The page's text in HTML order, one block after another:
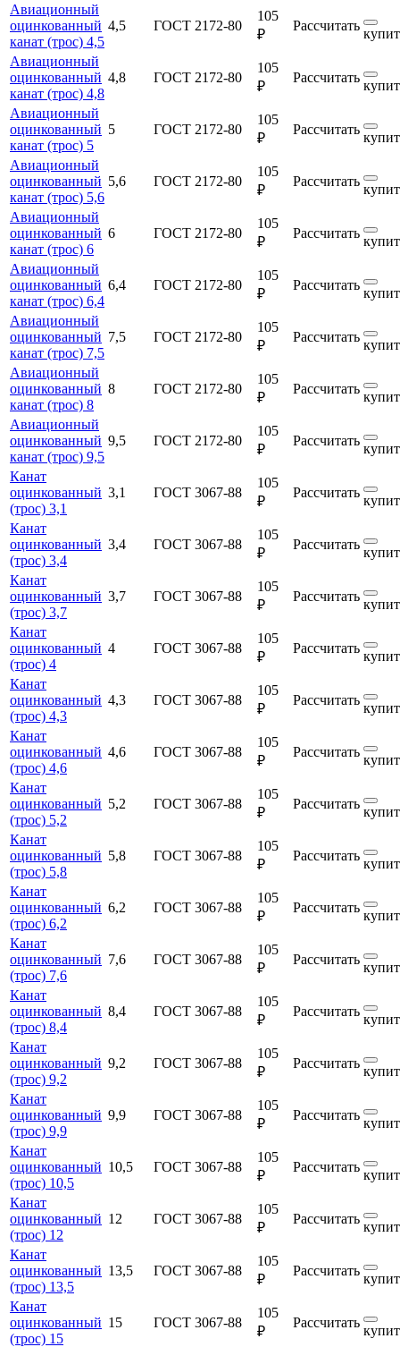
Авиационный
оцинкованный
канат (трос) 4,5
4,5 ГОСТ 2172-80
105
₽
Рассчитать
Авиационный
оцинкованный
канат (трос) 4,8
4,8 ГОСТ 2172-80
105
₽
Рассчитать
Авиационный
оцинкованный
канат (трос) 5
5 ГОСТ 2172-80
105
₽
Рассчитать
Авиационный
оцинкованный
канат (трос) 5,6
5,6 ГОСТ 2172-80
105
₽
Рассчитать
Авиационный
оцинкованный
канат (трос) 6
6 ГОСТ 2172-80
105
₽
Рассчитать
Авиационный
оцинкованный
канат (трос) 6,4
6,4 ГОСТ 2172-80
105
₽
Рассчитать
Авиационный
оцинкованный
канат (трос) 7,5
7,5 ГОСТ 2172-80
105
₽
Рассчитать
Авиационный
оцинкованный
канат (трос) 8
8 ГОСТ 2172-80
105
₽
Рассчитать
Авиационный
оцинкованный
канат (трос) 9,5
9,5 ГОСТ 2172-80
105
₽
Рассчитать
Канат
оцинкованный
(трос) 3,1
3,1 ГОСТ 3067-88
105
₽
Рассчитать
Канат
оцинкованный
(трос) 3,4
3,4 ГОСТ 3067-88
105
₽
Рассчитать
Канат
оцинкованный
(трос) 3,7
3,7 ГОСТ 3067-88
105
₽
Рассчитать
Канат
оцинкованный
(трос) 4
4 ГОСТ 3067-88
105
₽
Рассчитать
Канат
оцинкованный
(трос) 4,3
4,3 ГОСТ 3067-88
105
₽
Рассчитать
Канат
оцинкованный
(трос) 4,6
4,6 ГОСТ 3067-88
105
₽
Рассчитать
Канат
оцинкованный
(трос) 5,2
5,2 ГОСТ 3067-88
105
₽
Рассчитать
Канат
оцинкованный
(трос) 5,8
5,8 ГОСТ 3067-88
105
₽
Рассчитать
Канат
оцинкованный
(трос) 6,2
6,2 ГОСТ 3067-88
105
₽
Рассчитать
Канат
оцинкованный
(трос) 7,6
7,6 ГОСТ 3067-88
105
₽
Рассчитать
Канат
оцинкованный
(трос) 8,4
8,4 ГОСТ 3067-88
105
₽
Рассчитать
Канат
оцинкованный
(трос) 9,2
9,2 ГОСТ 3067-88
105
₽
Рассчитать
Канат
оцинкованный
(трос) 9,9
9,9 ГОСТ 3067-88
105
₽
Рассчитать
Канат
оцинкованный
(трос) 10,5
10,5 ГОСТ 3067-88
105
₽
Рассчитать
Канат
оцинкованный
(трос) 12
12 ГОСТ 3067-88
105
₽
Рассчитать
Канат
оцинкованный
(трос) 13,5
13,5 ГОСТ 3067-88
105
₽
Рассчитать
Канат
оцинкованный
(трос) 15
15 ГОСТ 3067-88
105
₽
Рассчитать